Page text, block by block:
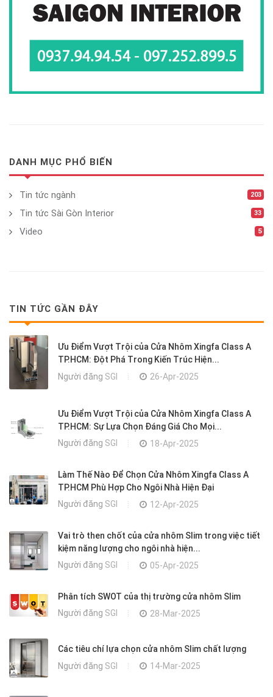
DANH MỤC PHỔ BIẾN
Tin tức ngành 203
Tin tức Sài Gòn Interior 33
Video 5
TIN TỨC GẦN ĐÂY
Ưu Điểm Vượt Trội của Cửa Nhôm Xingfa Class A
TP.HCM: Đột Phá Trong Kiến Trúc Hiện...
Người đăng SGI 26-Apr-2025
Ưu Điểm Vượt Trội của Cửa Nhôm Xingfa Class A
TP.HCM: Sự Lựa Chọn Đáng Giá Cho Mọi...
Người đăng SGI 18-Apr-2025
Làm Thế Nào Để Chọn Cửa Nhôm Xingfa Class A
TP.HCM Phù Hợp Cho Ngôi Nhà Hiện Đại
Người đăng SGI 12-Apr-2025
Vai trò then chốt của cửa nhôm Slim trong việc tiết
kiệm năng lượng cho ngôi nhà hiện...
Người đăng SGI 05-Apr-2025
Phân tích SWOT của thị trường cửa nhôm Slim
Người đăng SGI 28-Mar-2025
Các tiêu chí lựa chọn cửa nhôm Slim chất lượng
Người đăng SGI 14-Mar-2025